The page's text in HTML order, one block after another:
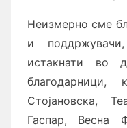
Неизмерно сме
и
истакнати во
Стојановска,
Гаспар, Весна